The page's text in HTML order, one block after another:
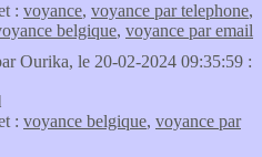
: voyance, voyance par telephone,
belgique, voyance par email
Ourika, le 20-02-2024 09:35:59 :
: voyance belgique, voyance par